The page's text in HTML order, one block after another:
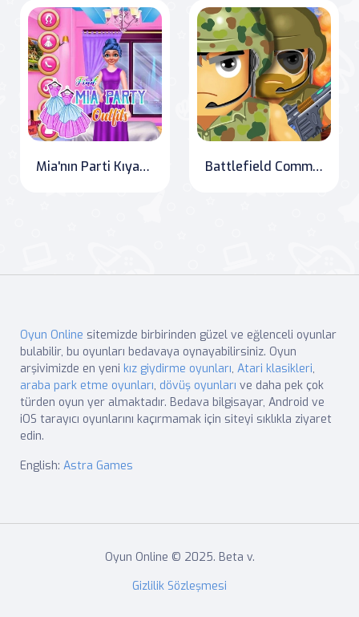
Mia'nın Parti Kıyafetlerini Bul Battlefield Command: Conquer and Conquer Again
Oyun Online sitemizde birbirinden güzel ve eğlenceli oyunlar
bulabilir, bu oyunları bedavaya oynayabilirsiniz. Oyun
arşivimizde en yeni kız giydirme oyunları, Atari klasikleri,
araba park etme oyunları, dövüş oyunları ve daha pek çok
türden oyun yer almaktadır. Bedava bilgisayar, Android ve
iOS tarayıcı oyunlarını kaçırmamak için siteyi sıklıkla ziyaret
edin.
English: Astra Games
Oyun Online © 2025. Beta v.
Gizlilik Sözleşmesi